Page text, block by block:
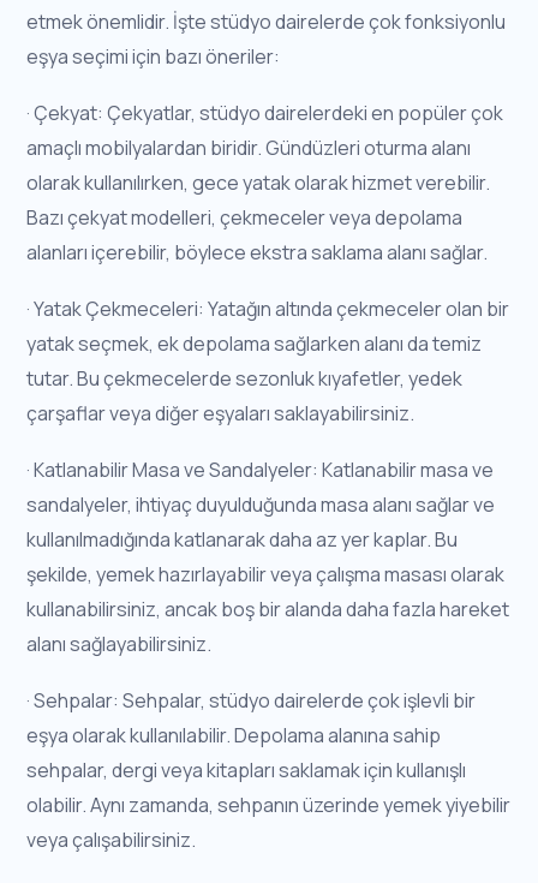
etmek önemlidir. İşte stüdyo dairelerde çok fonksiyonlu
eşya seçimi için bazı öneriler:
· Çekyat: Çekyatlar, stüdyo dairelerdeki en popüler çok
amaçlı mobilyalardan biridir. Gündüzleri oturma alanı
olarak kullanılırken, gece yatak olarak hizmet verebilir.
Bazı çekyat modelleri, çekmeceler veya depolama
alanları içerebilir, böylece ekstra saklama alanı sağlar.
· Yatak Çekmeceleri: Yatağın altında çekmeceler olan bir
yatak seçmek, ek depolama sağlarken alanı da temiz
tutar. Bu çekmecelerde sezonluk kıyafetler, yedek
çarşaflar veya diğer eşyaları saklayabilirsiniz.
· Katlanabilir Masa ve Sandalyeler: Katlanabilir masa ve
sandalyeler, ihtiyaç duyulduğunda masa alanı sağlar ve
kullanılmadığında katlanarak daha az yer kaplar. Bu
şekilde, yemek hazırlayabilir veya çalışma masası olarak
kullanabilirsiniz, ancak boş bir alanda daha fazla hareket
alanı sağlayabilirsiniz.
· Sehpalar: Sehpalar, stüdyo dairelerde çok işlevli bir
eşya olarak kullanılabilir. Depolama alanına sahip
sehpalar, dergi veya kitapları saklamak için kullanışlı
olabilir. Aynı zamanda, sehpanın üzerinde yemek yiyebilir
veya çalışabilirsiniz.